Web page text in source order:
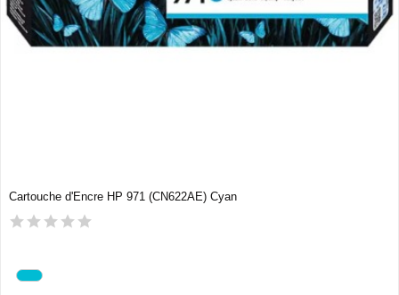
Cartouche d'Encre HP 971 (CN622AE) Cyan